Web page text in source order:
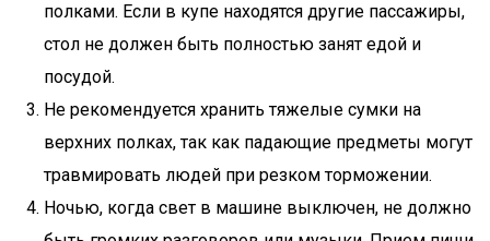
полками. Если в купе находятся другие пассажиры,
стол не должен быть полностью занят едой и
посудой.
Не рекомендуется хранить тяжелые сумки на
верхних полках, так как падающие предметы могут
травмировать людей при резком торможении.
Ночью, когда свет в машине выключен, не должно